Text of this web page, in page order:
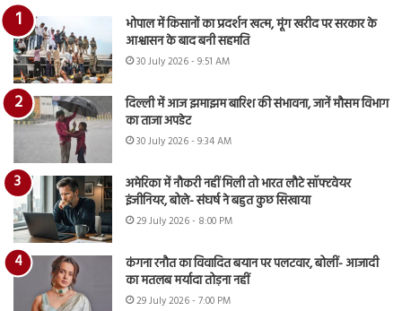
भोपाल में किसानों का प्रदर्शन खत्म, मूंग खरीद पर सरकार के
आश्वासन के बाद बनी सहमति
30 July 2026 - 9:51 AM
दिल्ली में आज झमाझम बारिश की संभावना, जानें मौसम विभाग
का ताजा अपडेट
30 July 2026 - 9:34 AM
अमेरिका में नौकरी नहीं मिली तो भारत लौटे सॉफ्टवेयर
इंजीनियर, बोले- संघर्ष ने बहुत कुछ सिखाया
29 July 2026 - 8:00 PM
कंगना रनौत का विवादित बयान पर पलटवार, बोलीं- आजादी
का मतलब मर्यादा तोड़ना नहीं
29 July 2026 - 7:00 PM